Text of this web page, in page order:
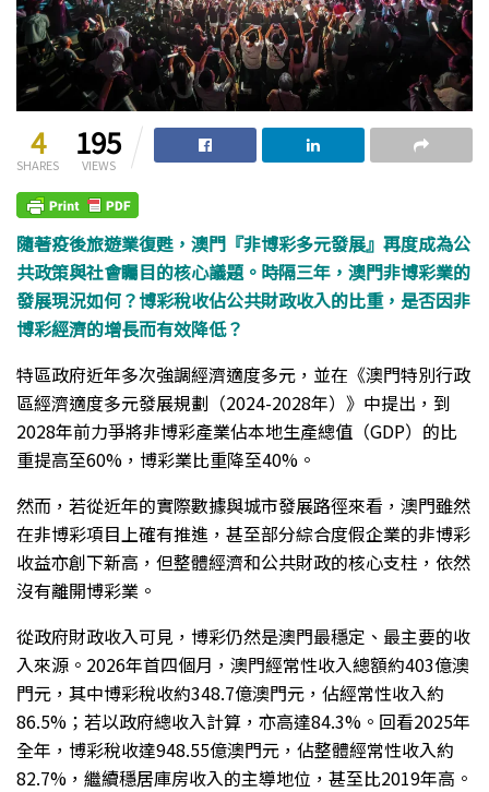
4
SHARES
195
VIEWS
隨著疫後旅遊業復甦，澳門『非博彩多元發展』再度成為公
共政策與社會矚目的核心議題。時隔三年，澳門非博彩業的
發展現況如何？博彩稅收佔公共財政收入的比重，是否因非
博彩經濟的增長而有效降低？
特區政府近年多次強調經濟適度多元，並在《澳門特別行政
區經濟適度多元發展規劃（2024-2028年）》中提出，到
2028年前力爭將非博彩產業佔本地生產總值（GDP）的比
重提高至60%，博彩業比重降至40%。
然而，若從近年的實際數據與城市發展路徑來看，澳門雖然
在非博彩項目上確有推進，甚至部分綜合度假企業的非博彩
收益亦創下新高，但整體經濟和公共財政的核心支柱，依然
沒有離開博彩業。
從政府財政收入可見，博彩仍然是澳門最穩定、最主要的收
入來源。2026年首四個月，澳門經常性收入總額約403億澳
門元，其中博彩稅收約348.7億澳門元，佔經常性收入約
86.5%；若以政府總收入計算，亦高達84.3%。回看2025年
全年，博彩稅收達948.55億澳門元，佔整體經常性收入約
82.7%，繼續穩居庫房收入的主導地位，甚至比2019年高。